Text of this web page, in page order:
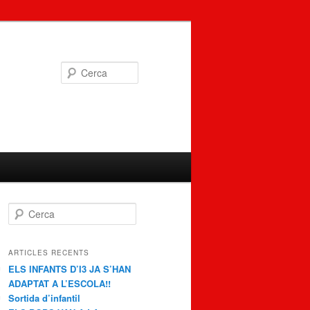
e
c
ARTICLES RECENTS
ELS INFANTS D’I3 JA S’HAN
ADAPTAT A L’ESCOLA!!
Sortida d’infantil